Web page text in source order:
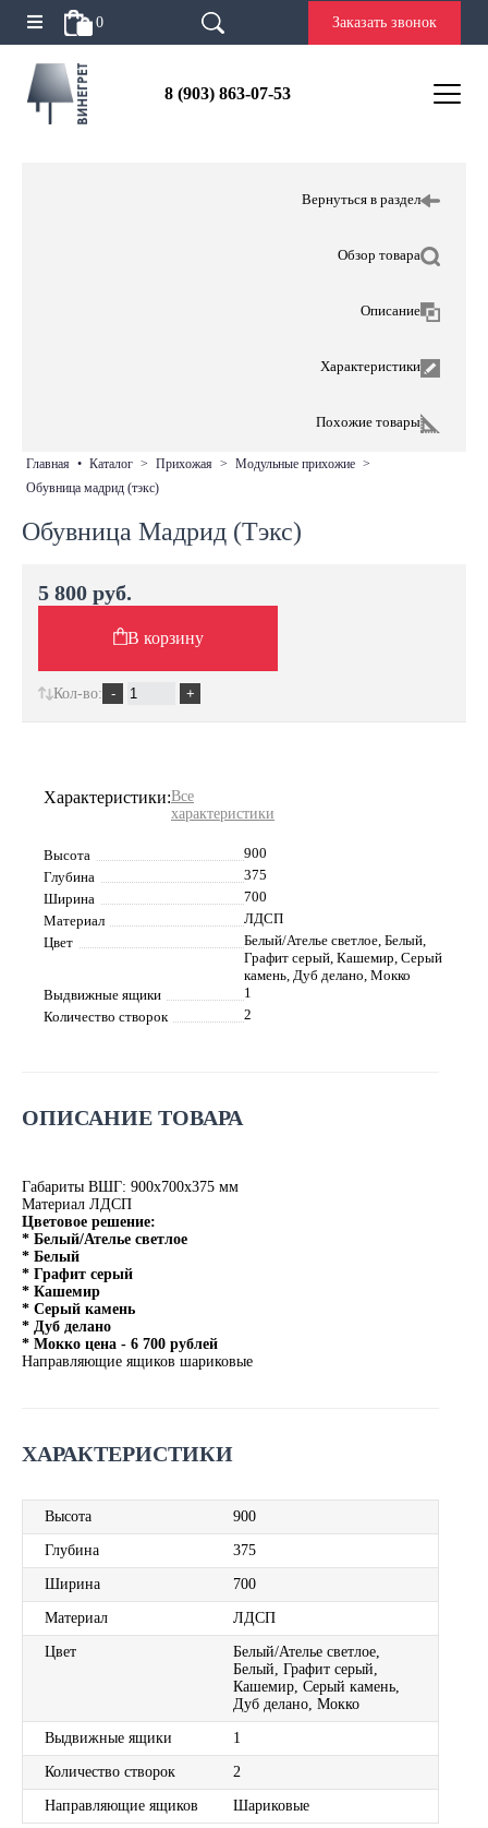
0 Заказать звонок
8 (903) 863-07-53
Вернуться в раздел
Обзор товара
Описание
Характеристики
Похожие товары
главная • каталог > прихожая > модульные прихожие >
обувница мадрид (тэкс)
Обувница Мадрид (Тэкс)
Характеристики:Все
характеристики
Высота
900
Глубина
375
Ширина
700
Материал
ЛДСП
Цвет
Белый/Ателье светлое, Белый,
Графит серый, Кашемир, Серый
камень, Дуб делано, Мокко
Выдвижные ящики
1
Количество створок
2
ОПИСАНИЕ ТОВАРА
Габариты ВШГ: 900х700х375 мм
Материал ЛДСП
Цветовое решение:
* Белый/Ателье светлое
* Белый
* Графит серый
* Кашемир
* Серый камень
* Дуб делано
* Мокко цена - 6 700 рублей
Направляющие ящиков шариковые
ХАРАКТЕРИСТИКИ
Высота 900
Глубина 375
Ширина 700
Материал ЛДСП
Цвет
Белый/Ателье светлое,
Белый, Графит серый,
Кашемир, Серый камень,
Дуб делано, Мокко
Выдвижные ящики 1
Количество створок 2
Направляющие ящиков Шариковые
5 800 руб.
В корзину
Кол-во: